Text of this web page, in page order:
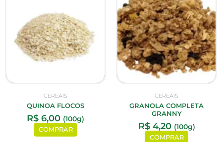
CEREAIS
QUINOA FLOCOS
R$ 6,00 (100g)
COMPRAR
CEREAIS
GRANOLA COMPLETA
GRANNY
R$4,20 (100g)
COMPRAR